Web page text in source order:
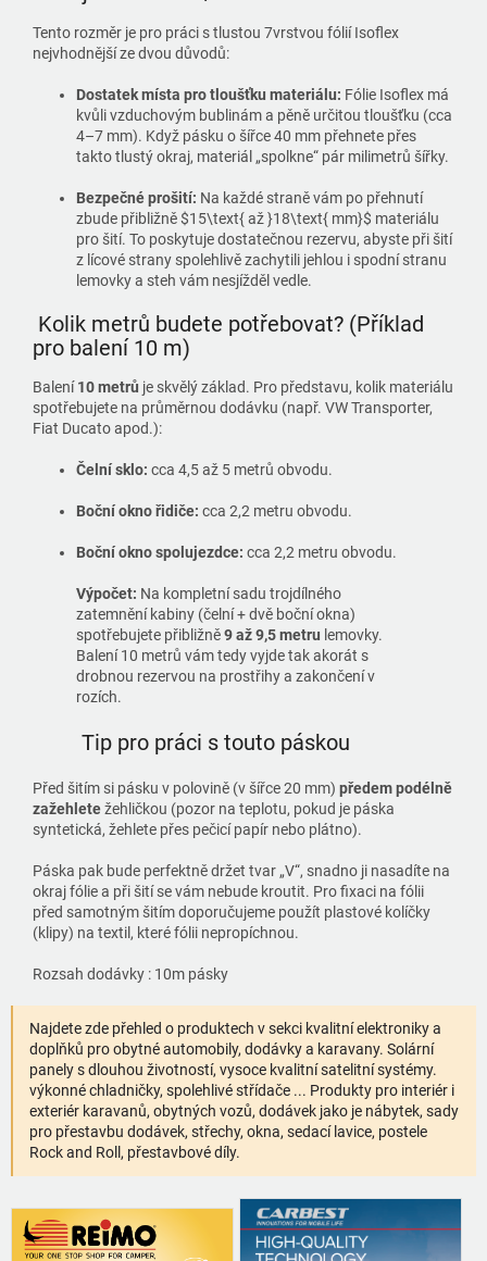
Tento rozměr je pro práci s tlustou 7vrstvou fólií Isoflex
nejvhodnější ze dvou důvodů:
Dostatek místa pro tloušťku materiálu: Fólie Isoflex má
kvůli vzduchovým bublinám a pěně určitou tloušťku (cca
4–7 mm). Když pásku o šířce 40 mm přehnete přes
takto tlustý okraj, materiál „spolkne“ pár milimetrů šířky.
Bezpečné prošití: Na každé straně vám po přehnutí
zbude přibližně$15\text{ až }18\text{ mm}$ materiálu
pro šití. To poskytuje dostatečnou rezervu, abyste při šití
z lícové strany spolehlivě zachytili jehlou i spodní stranu
lemovky a steh vám nesjížděl vedle.
Kolik metrů budete potřebovat? (Příklad
pro balení 10 m)
Balení10 metrů je skvělý základ. Pro představu, kolik materiálu
spotřebujete na průměrnou dodávku (např. VW Transporter,
Fiat Ducato apod.):
Čelní sklo: cca 4,5 až 5 metrů obvodu.
Boční okno řidiče: cca 2,2 metru obvodu.
Boční okno spolujezdce: cca 2,2 metru obvodu.
Výpočet: Na kompletní sadu trojdílného
zatemnění kabiny (čelní + dvě boční okna)
spotřebujete přibližně9 až 9,5 metru lemovky.
Balení 10 metrů vám tedy vyjde tak akorát s
drobnou rezervou na prostřihy a zakončení v
rozích.
Tip pro práci s touto páskou
Před šitím si pásku v polovině (v šířce 20 mm) předem podélně
zažehletežehličkou (pozor na teplotu, pokud je páska
syntetická, žehlete přes pečicí papír nebo plátno).
Páska pak bude perfektně držet tvar „V“, snadno ji nasadíte na
okraj fólie a při šití se vám nebude kroutit. Pro fixaci na fólii
před samotným šitím doporučujeme použít plastové kolíčky
(klipy) na textil, které fólii nepropíchnou.
Rozsah dodávky : 10m pásky
Najdete zde přehled o produktech v sekci kvalitní elektroniky a
doplňků pro obytné automobily, dodávky a karavany. Solární
panely s dlouhou životností, vysoce kvalitní satelitní systémy.
výkonné chladničky, spolehlivé střídače ... Produkty pro interiér i
exteriér karavanů, obytných vozů, dodávek jako je nábytek, sady
pro přestavbu dodávek, střechy, okna, sedací lavice, postele
Rock and Roll, přestavbové díly.